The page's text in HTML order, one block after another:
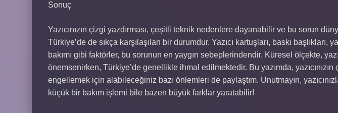
Sonuç
Yazıcınızın çizgi yazdırması, çeşitli teknik nedenlere dayanabilir ve bu sorun
Türkiye’de de sıkça karşılaşılan bir durumdur. Yazıcı kartuşları, baskı başlıkları,
bakımı gibi faktörler, bu sorunun en yaygın sebeplerindendir. Küresel ölçekte,
önemsenirken, Türkiye’de genellikle ihmal edilmektedir. Bu yazımda, yazıcınızın
engellemek için alabileceğiniz bazı önlemleri de paylaştım. Unutmayın,
küçük bir bakım işlemi bile bazen büyük farklar yaratabilir!